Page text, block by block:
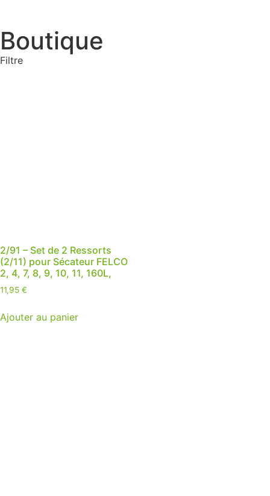
Boutique
Filtre
Reset
2/91 – Set de 2 Ressorts
(2/11) pour Sécateur FELCO
2, 4, 7, 8, 9, 10, 11, 160L,
11,95 €
Ajouter au panier